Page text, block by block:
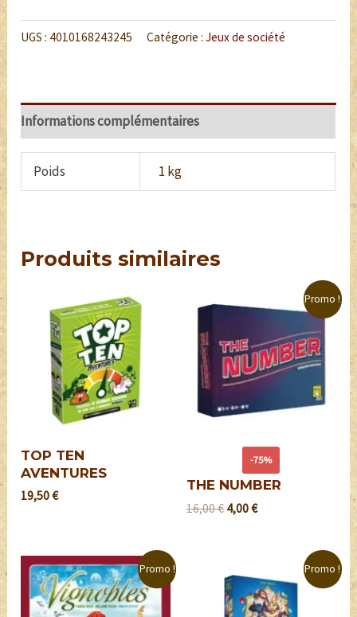
UGS : 4010168243245 Catégorie :Jeux de société
Informations complémentaires
Poids 1 kg
Produits similaires
TOP TEN
AVENTURES
19,50€
Promo !
-75%
THE NUMBER
16,00€ 4,00€
Promo ! Promo !